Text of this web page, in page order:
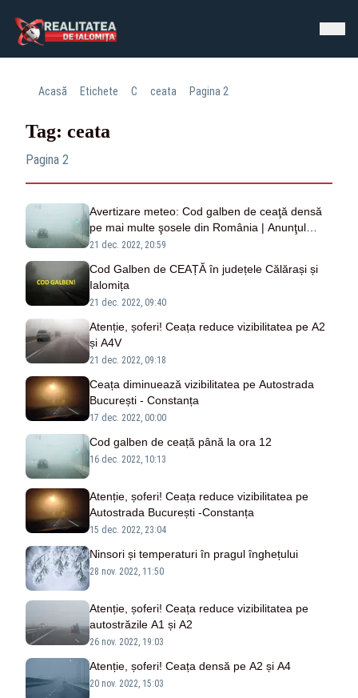
Acasă Etichete C ceata Pagina 2
Tag: ceata
Pagina 2
Avertizare meteo: Cod galben de ceaţă densă
pe mai multe şosele din România | Anunţul
Infotrafic
21 dec. 2022, 20:59
Cod Galben de CEAȚĂ în județele Călărași și
Ialomița
21 dec. 2022, 09:40
Atenție, șoferi! Ceața reduce vizibilitatea pe A2
și A4V
21 dec. 2022, 09:18
Ceața diminuează vizibilitatea pe Autostrada
București - Constanța
17 dec. 2022, 00:00
Cod galben de ceață până la ora 12
16 dec. 2022, 10:13
Atenție, șoferi! Ceața reduce vizibilitatea pe
Autostrada București -Constanța
15 dec. 2022, 23:04
Ninsori și temperaturi în pragul înghețului
28 nov. 2022, 11:50
Atenție, șoferi! Ceața reduce vizibilitatea pe
autostrăzile A1 și A2
26 nov. 2022, 19:03
Atenție, șoferi! Ceața densă pe A2 și A4
20 nov. 2022, 15:03